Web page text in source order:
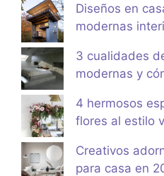
Diseños en
modernas
3 cualidades
modernas y
4 hermosos
flores al estilo
Creativos
para casa en